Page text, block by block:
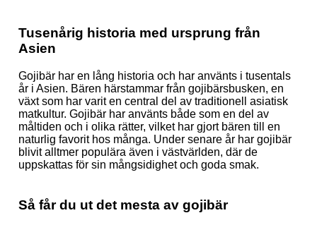
Tusenårig historia med ursprung från
Asien
Gojibär har en lång historia och har använts i tusentals
år i Asien. Bären härstammar från gojibärsbusken, en
växt som har varit en central del av traditionell asiatisk
matkultur. Gojibär har använts både som en del av
måltiden och i olika rätter, vilket har gjort bären till en
naturlig favorit hos många. Under senare år har gojibär
blivit alltmer populära även i västvärlden, där de
uppskattas för sin mångsidighet och goda smak.
Så får du ut det mesta av gojibär